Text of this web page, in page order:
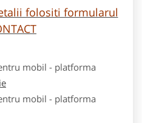
folositi formularul
mobil - platforma
mobil - platforma